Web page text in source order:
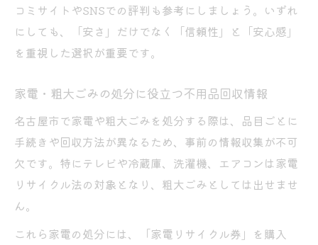
コミサイトやSNSでの評判も参考にしましょう。いずれ
にしても、「安さ」だけでなく「信頼性」と「安心感」
を重視した選択が重要です。
家電・粗大ごみの処分に役立つ不用品回収情報
名古屋市で家電や粗大ごみを処分する際は、品目ごとに
手続きや回収方法が異なるため、事前の情報収集が不可
欠です。特にテレビや冷蔵庫、洗濯機、エアコンは家電
リサイクル法の対象となり、粗大ごみとしては出せませ
ん。
これら家電の処分には、「家電リサイクル券」を購入